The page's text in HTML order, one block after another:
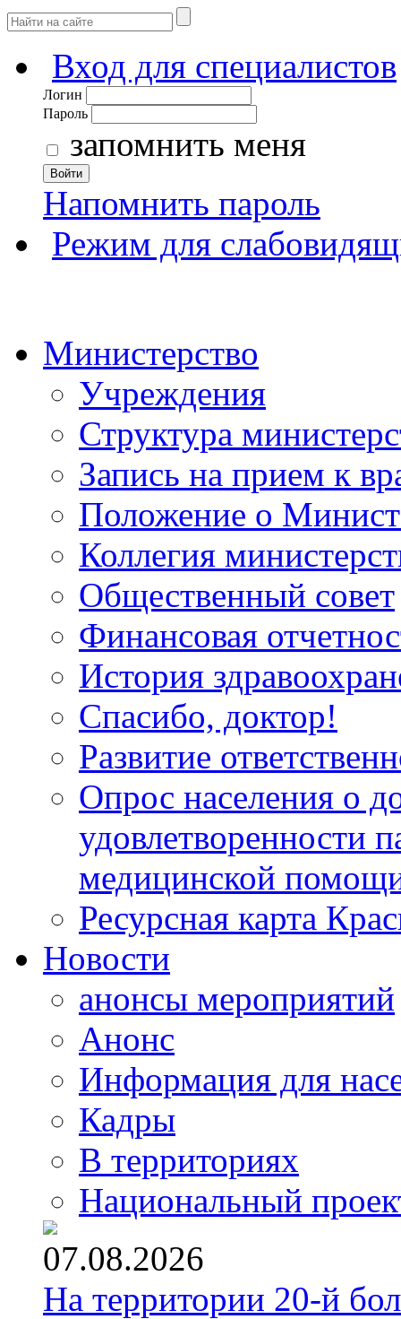
Вход для специалистов
Логин
Пароль
запомнить меня
Войти
Напомнить пароль
Режим для
Министерство
Учреждения
Структура
Запись на прием к
Положение о
Коллегия
Общественный совет
Финансовая
История
Спасибо, доктор!
Развитие
Опрос населения о
удовлетворенности
медицинской
Ресурсная карта
Новости
анонсы мероприятий
Анонс
Информация для
Кадры
В территориях
Национальный
07.08.2026
На территории 20-й